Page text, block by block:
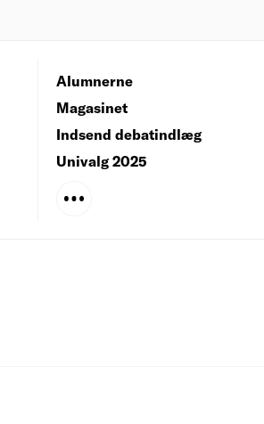
Alumnerne
Magasinet
Indsend debatindlæg
Univalg 2025